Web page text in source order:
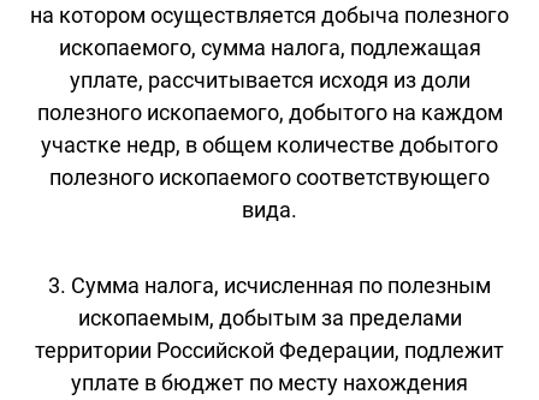
на котором осуществляется добыча полезного
ископаемого, сумма налога, подлежащая
уплате, рассчитывается исходя из доли
полезного ископаемого, добытого на каждом
участке недр, в общем количестве добытого
полезного ископаемого соответствующего
вида.
3. Сумма налога, исчисленная по полезным
ископаемым, добытым за пределами
территории Российской Федерации, подлежит
уплате в бюджет по месту нахождения